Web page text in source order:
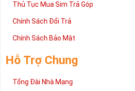
Thủ Tục Mua Sim Trả Góp
Chính Sách Đổi Trả
Chính Sách Bảo Mật
Hỗ Trợ Chung
Tổng Đài Nhà Mạng